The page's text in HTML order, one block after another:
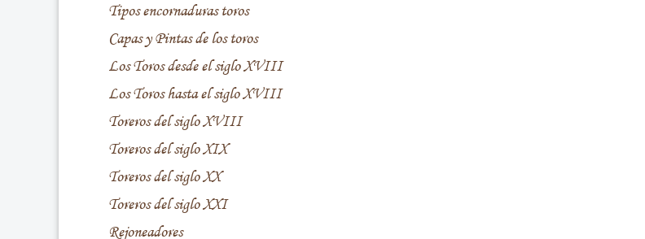
Tipos encornaduras toros
Capas y Pintas de los toros
Los Toros desde el siglo XVIII
Los Toros hasta el siglo XVIII
Toreros del siglo XVIII
Toreros del siglo XIX
Toreros del siglo XX
Toreros del siglo XXI
Rejoneadores